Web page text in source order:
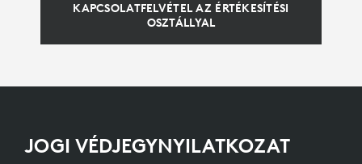
KAPCSOLATFELVÉTEL AZ ÉRTÉKESÍTÉSI
OSZTÁLLYAL
JOGI VÉDJEGYNYILATKOZAT